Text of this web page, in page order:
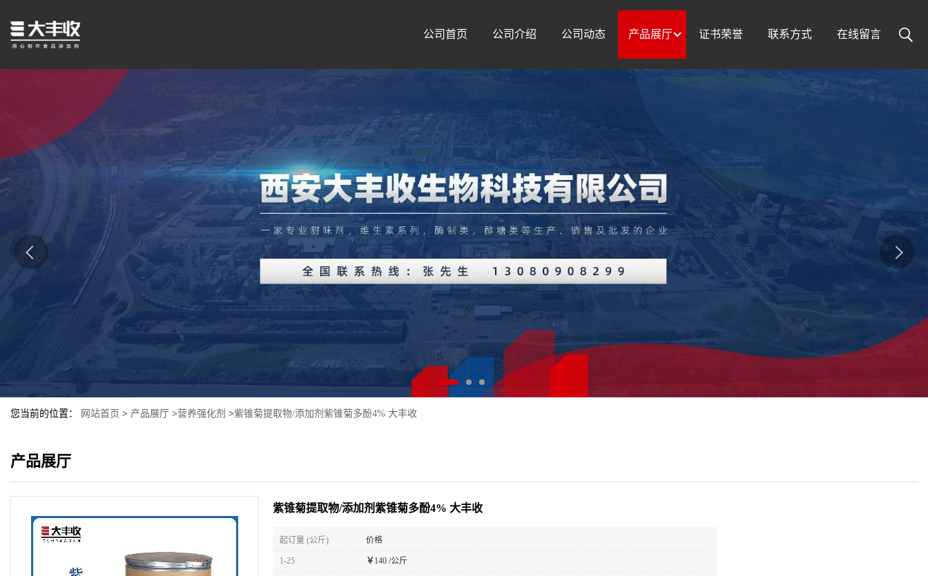
公司首页 公司介绍 公司动态 产品展厅 证书荣誉 联系方式 在线留言
您当前的位置： 网站首页 > 产品展厅 >营养强化剂 >紫锥菊提取物/添加剂紫锥菊多酚4% 大丰收
产品展厅
紫锥菊提取物/添加剂紫锥菊多酚4% 大丰收
起订量 (公斤) 价格
1-25 ￥ 140 /公斤